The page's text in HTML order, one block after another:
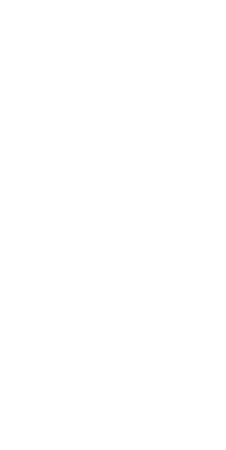
川流
北京
北京
聚势